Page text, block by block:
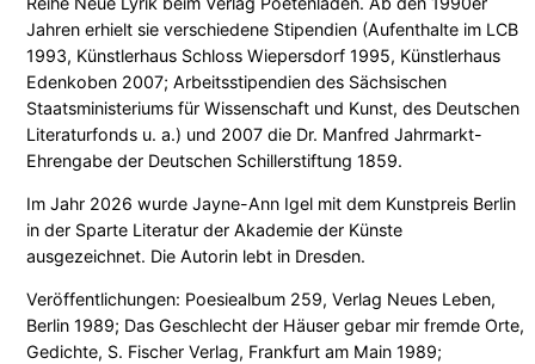
Jahren erhielt sie verschiedene Stipendien (Aufenthalte im LCB
1993, Künstlerhaus Schloss Wiepersdorf 1995, Künstlerhaus
Edenkoben 2007; Arbeitsstipendien des Sächsischen
Staatsministeriums für Wissenschaft und Kunst, des Deutschen
Literaturfonds u. a.) und 2007 die Dr. Manfred Jahrmarkt-
Ehrengabe der Deutschen Schillerstiftung 1859.
Im Jahr 2026 wurde Jayne-Ann Igel mit dem Kunstpreis Berlin
in der Sparte Literatur der Akademie der Künste
ausgezeichnet. Die Autorin lebt in Dresden.
Veröffentlichungen: Poesiealbum 259, Verlag Neues Leben,
Berlin 1989; Das Geschlecht der Häuser gebar mir fremde Orte,
Gedichte, S. Fischer Verlag, Frankfurt am Main 1989;